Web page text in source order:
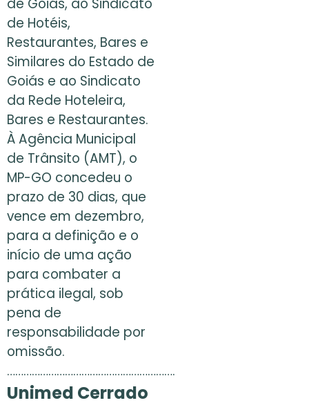
de Hotéis,
Restaurantes, Bares e
Similares do Estado de
Goiás e ao Sindicato
da Rede Hoteleira,
Bares e Restaurantes.
À Agência Municipal
de Trânsito (AMT), o
MP-GO concedeu o
prazo de 30 dias, que
vence em dezembro,
para a definição e o
início de uma ação
para combater a
prática ilegal, sob
pena de
responsabilidade por
omissão.
…………………………………………………….
Unimed Cerrado